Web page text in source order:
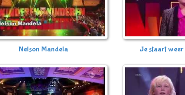
Nelson Mandela Je staart